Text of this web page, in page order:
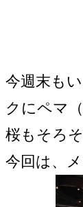
今週末も
クにペマ
桜もそろ
今回は、